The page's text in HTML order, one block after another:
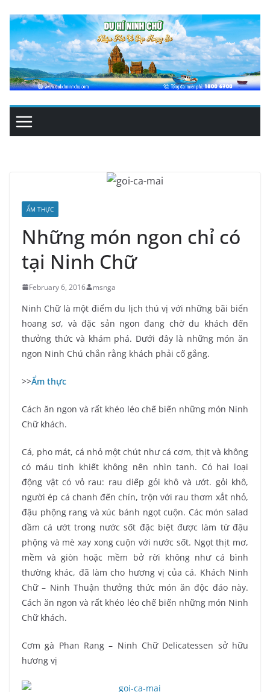
content
ẨM THỰC
Những món ngon chỉ có
tại Ninh Chữ
February 6, 2016 msnga
Ninh Chữ là một điểm du lịch thú vị với những bãi biển
hoang sơ, và đặc sản ngon đang chờ du khách đến
thưởng thức và khám phá. Dưới đây là những món ăn
ngon Ninh Chú chắn rằng khách phải cố gắng.
>>Ẩm thực
Cách ăn ngon và rất khéo léo chế biến những món Ninh
Chữ khách.
Cá, pho mát, cá nhỏ một chút như cá cơm, thịt và không
có máu tinh khiết không nên nhìn tanh. Có hai loại
động vật có vỏ rau: rau diếp gỏi khô và ướt. gỏi khô,
người ép cá chanh đến chín, trộn với rau thơm xắt nhỏ,
đậu phộng rang và xúc bánh ngọt cuộn. Các món salad
dầm cá ướt trong nước sốt đặc biệt được làm từ đậu
phộng và mè xay xong cuộn với nước sốt. Ngọt thịt mơ,
mềm và giòn hoặc mềm bở rời không như cá bình
thường khác, đã làm cho hương vị của cá. Khách Ninh
Chữ – Ninh Thuận thưởng thức món ăn độc đáo này.
Cách ăn ngon và rất khéo léo chế biến những món Ninh
Chữ khách.
Cơm gà Phan Rang – Ninh Chữ Delicatessen sở hữu
hương vị